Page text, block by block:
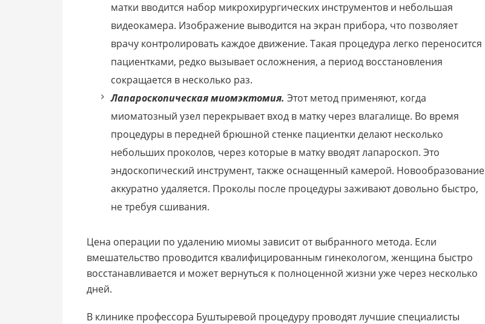
матки вводится набор микрохирургических инструментов и небольшая
видеокамера. Изображение выводится на экран прибора, что позволяет
врачу контролировать каждое движение. Такая процедура легко переносится
пациентками, редко вызывает осложнения, а период восстановления
сокращается в несколько раз.
Лапароскопическая миомэктомия. Этот метод применяют, когда
миоматозный узел перекрывает вход в матку через влагалище. Во время
процедуры в передней брюшной стенке пациентки делают несколько
небольших проколов, через которые в матку вводят лапароскоп. Это
эндоскопический инструмент, также оснащенный камерой. Новообразование
аккуратно удаляется. Проколы после процедуры заживают довольно быстро,
не требуя сшивания.
Цена операции по удалению миомы зависит от выбранного метода. Если
вмешательство проводится квалифицированным гинекологом, женщина быстро
восстанавливается и может вернуться к полноценной жизни уже через несколько
дней.
В клинике профессора Буштыревой процедуру проводят лучшие специалисты